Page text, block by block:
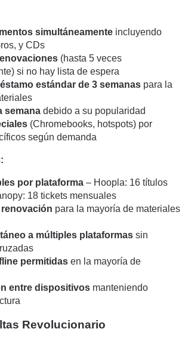
simultáneamente incluyendo
y CDs
(hasta 5 veces
si no hay lista de espera
estándar de 3 semanas para la
semana debido a su popularidad
(Chromebooks, hotspots) por
según demanda
por plataforma – Hoopla: 16 títulos
18 tickets mensuales
para la mayoría de materiales
a múltiples plataformas sin
permitidas en la mayoría de
entre dispositivos manteniendo
Revolucionario